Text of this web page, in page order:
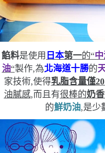
餡料是使用 日本第一的“
油“製作,為北海道十勝的
家技術,使得乳脂含量僅
油膩感,而且有很棒的奶
的鮮奶油,是少